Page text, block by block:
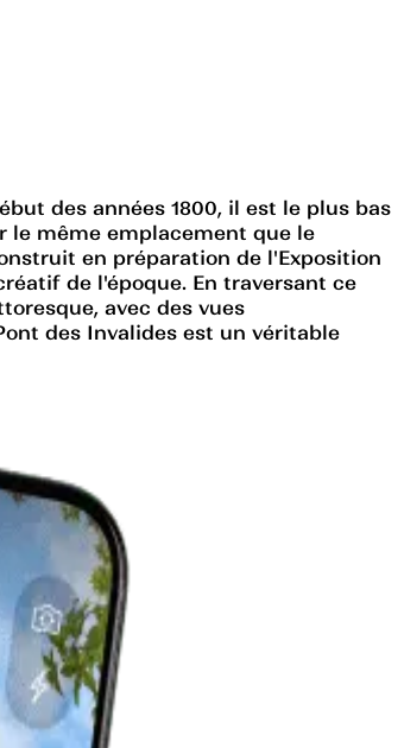
des années 1800, il est le plus bas
le même emplacement que le
en préparation de l'Exposition
de l'époque. En traversant ce
avec des vues
des Invalides est un véritable